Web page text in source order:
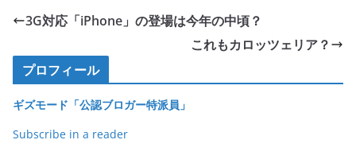
e
o
o
k
er et
3G対応「iPhone」の登場は今年の中頃？
これもカロッツェリア？
プロフィール
ギズモード「公認ブロガー特派員」
Subscribe in a reader